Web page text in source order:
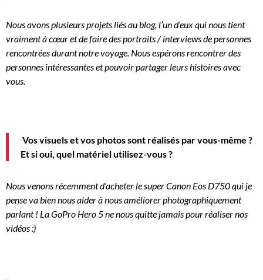
Nous avons plusieurs projets liés au blog, l’un d’eux qui nous tient
vraiment à cœur et de faire des portraits / interviews de personnes
rencontrées durant notre voyage. Nous espérons rencontrer des
personnes intéressantes et pouvoir partager leurs histoires avec
vous.
Vos visuels et vos photos sont réalisés par vous-même ?
Et si oui, quel matériel utilisez-vous ?
Nous venons récemment d’acheter le super Canon Eos D750qui je
pense va bien nous aider à nous améliorer photographiquement
parlant ! LaGoPro Hero5 ne nous quitte jamais pour réaliser nos
vidéos :)